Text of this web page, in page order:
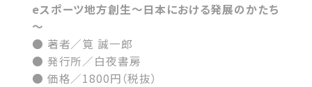
eスポーツ地方創生～日本における発展のかたち
～
● 著者／筧 誠一郎
● 発行所／白夜書房
● 価格／1800円（税抜）